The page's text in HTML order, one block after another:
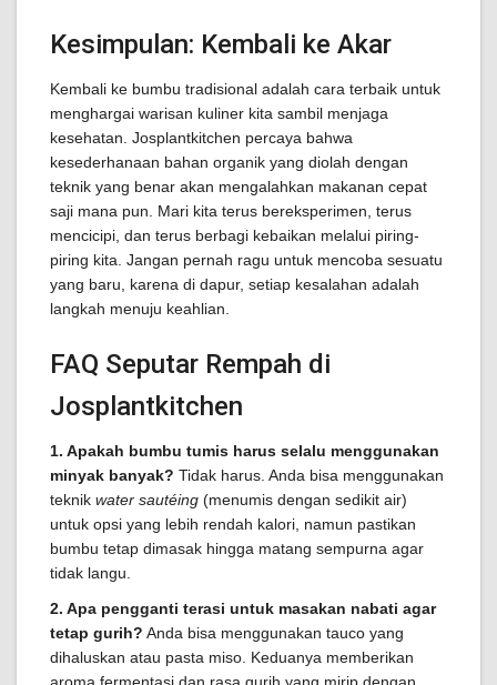
Kesimpulan: Kembali ke Akar
Kembali ke bumbu tradisional adalah cara terbaik untuk
menghargai warisan kuliner kita sambil menjaga
kesehatan. Josplantkitchen percaya bahwa
kesederhanaan bahan organik yang diolah dengan
teknik yang benar akan mengalahkan makanan cepat
saji mana pun. Mari kita terus bereksperimen, terus
mencicipi, dan terus berbagi kebaikan melalui piring-
piring kita. Jangan pernah ragu untuk mencoba sesuatu
yang baru, karena di dapur, setiap kesalahan adalah
langkah menuju keahlian.
FAQ Seputar Rempah di
Josplantkitchen
1. Apakah bumbu tumis harus selalu menggunakan
minyak banyak? Tidak harus. Anda bisa menggunakan
teknik water sautéing (menumis dengan sedikit air)
untuk opsi yang lebih rendah kalori, namun pastikan
bumbu tetap dimasak hingga matang sempurna agar
tidak langu.
2. Apa pengganti terasi untuk masakan nabati agar
tetap gurih? Anda bisa menggunakan tauco yang
dihaluskan atau pasta miso. Keduanya memberikan